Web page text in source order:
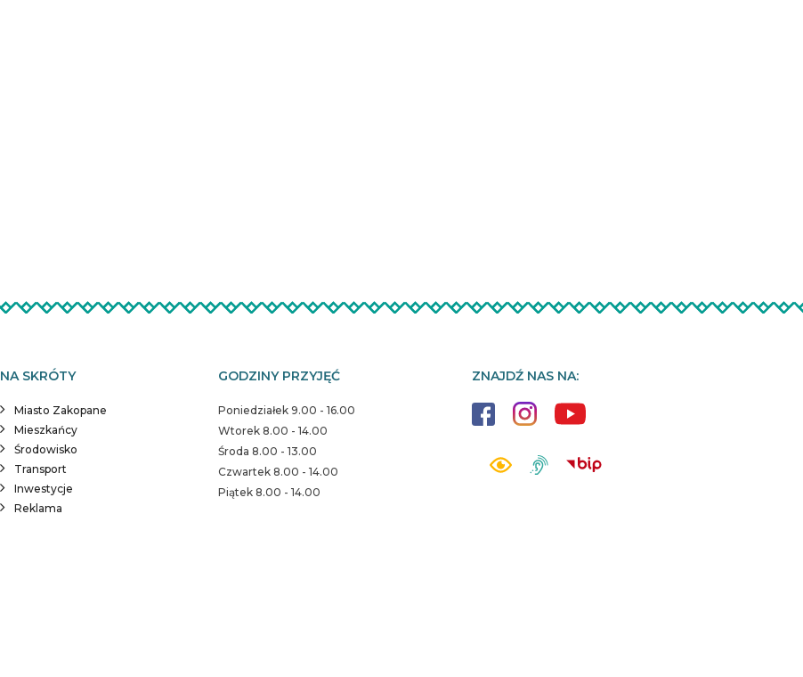
NA SKRÓTY
Miasto Zakopane
Mieszkańcy
Środowisko
Transport
Inwestycje
Reklama
GODZINY PRZYJĘĆ
Poniedziałek 9.00 - 16.00
Wtorek 8.00 - 14.00
Środa 8.00 - 13.00
Czwartek 8.00 - 14.00
Piątek 8.00 - 14.00
ZNAJDŹ NAS NA: